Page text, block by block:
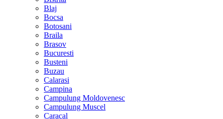
Blaj
Bocsa
Botosani
Braila
Brasov
Bucuresti
Busteni
Buzau
Calarasi
Campina
Campulung Moldovenesc
Campulung Muscel
Caracal